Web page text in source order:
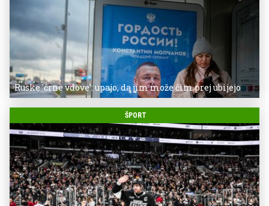
Ruske 'črne vdove': upajo, da jim može čim prej ubijejo
ŠPORT